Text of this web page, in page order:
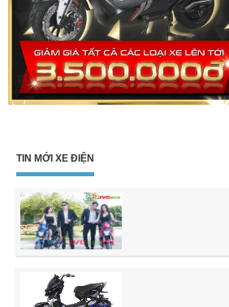
TIN MỚI XE ĐIỆN